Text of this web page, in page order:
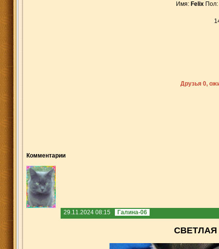
Имя: Felix
Друзья 0,
Комментарии
29.11.2024 08:15 Галина-06